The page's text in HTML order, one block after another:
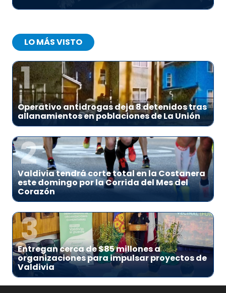
LO MÁS VISTO
1
Operativo antidrogas deja 8 detenidos tras
allanamientos en poblaciones de La Unión
2
Valdivia tendrá corte total en la Costanera
este domingo por la Corrida del Mes del
Corazón
3
Entregan cerca de $85 millones a
organizaciones para impulsar proyectos de
Valdivia